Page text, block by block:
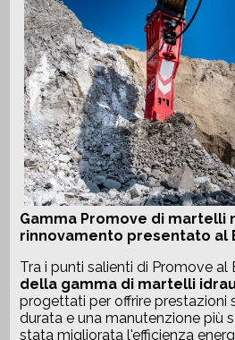
Gamma Promove di martelli
rinnovamento presentato al
Tra i punti salienti di Promove al
della gamma di martelli
progettati per offrire prestazioni
durata e una manutenzione più
stata migliorata l'efficienza